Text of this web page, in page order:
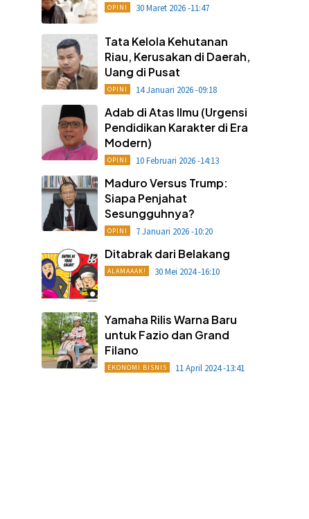
OPINI 30 Maret 2026 -11:47
Tata Kelola Kehutanan
Riau, Kerusakan di Daerah,
Uang di Pusat
OPINI 14 Januari 2026 -09:18
Adab di Atas Ilmu (Urgensi
Pendidikan Karakter di Era
Modern)
OPINI 10 Februari 2026 -14:13
Maduro Versus Trump:
Siapa Penjahat
Sesungguhnya?
OPINI 7 Januari 2026 -10:20
Ditabrak dari Belakang
ALAMAAAK! 30 Mei 2024 -16:10
Yamaha Rilis Warna Baru
untuk Fazio dan Grand
Filano
EKONOMI BISNIS 11 April 2024 -13:41